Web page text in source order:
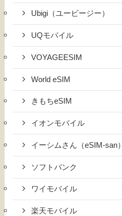
Ubigi（ユービージー）
UQモバイル
VOYAGEESIM
World eSIM
きもちeSIM
イオンモバイル
イーシムさん（eSIM-san）
ソフトバンク
ワイモバイル
楽天モバイル